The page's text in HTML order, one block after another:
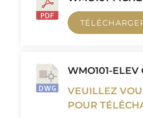
WMO101-ELEV
VEUILLEZ
POUR